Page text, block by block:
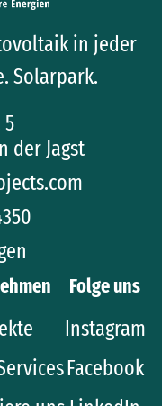
in jeder
Solarpark.
der Jagst
Folge uns
Instagram
Facebook